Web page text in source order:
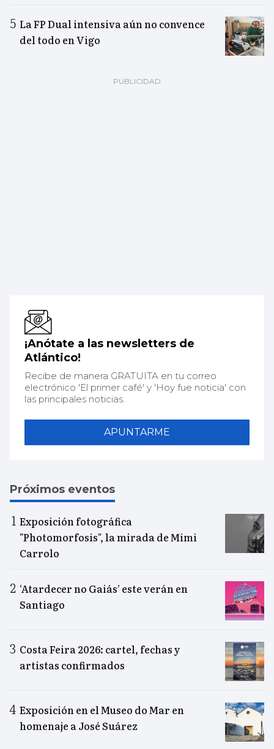
La FP Dual intensiva aún no convence
del todo en Vigo
¡Anótate a las newsletters de
Atlántico!
Recibe de manera GRATUITA en tu correo
electrónico 'El primer café' y 'Hoy fue noticia' con
las principales noticias.
APUNTARME
Próximos eventos
Exposición fotográfica
"Photomorfosis", la mirada de Mimi
Carrolo
‘Atardecer no Gaiás’ este verán en
Santiago
Costa Feira 2026: cartel, fechas y
artistas confirmados
Exposición en el Museo do Mar en
homenaje a José Suárez